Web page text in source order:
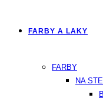
FARBY A LAKY
FARBY
NA